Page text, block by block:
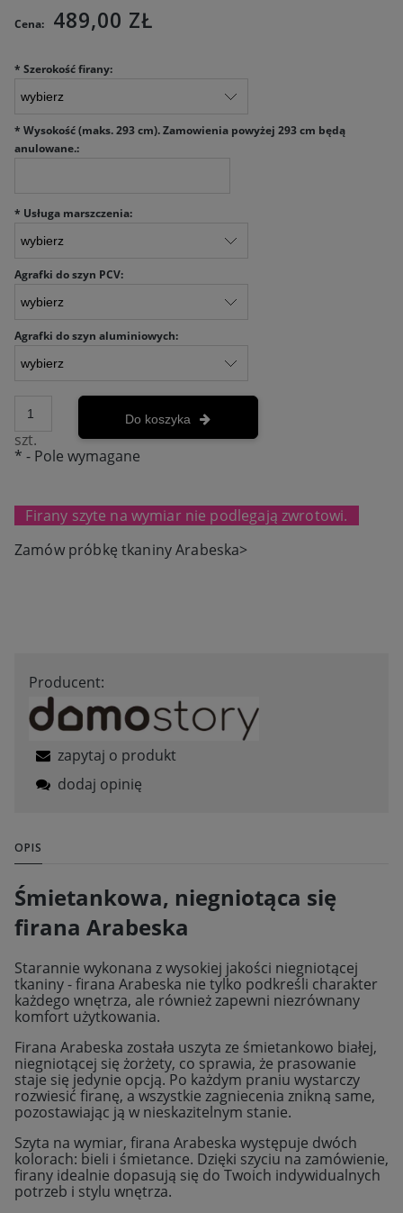
Cena: 489,00 ZŁ
* Szerokość firany:
* Wysokość (maks. 293 cm). Zamowienia powyżej 293 cm będą
anulowane.:
* Usługa marszczenia:
Agrafki do szyn PCV:
Agrafki do szyn aluminiowych:
szt.
Do koszyka
* - Pole wymagane
Firany szyte na wymiar nie podlegają zwrotowi.
Zamów próbkę tkaniny Arabeska>
Producent:
zapytaj o produkt
dodaj opinię
OPIS
Śmietankowa, niegniotąca się
firana Arabeska
Starannie wykonana z wysokiej jakości niegniotącej
tkaniny - firana Arabeska nie tylko podkreśli charakter
każdego wnętrza, ale również zapewni niezrównany
komfort użytkowania.
Firana Arabeska została uszyta ze śmietankowo białej,
niegniotącej się żorżety, co sprawia, że prasowanie
staje się jedynie opcją. Po każdym praniu wystarczy
rozwiesić firanę, a wszystkie zagniecenia znikną same,
pozostawiając ją w nieskazitelnym stanie.
Szyta na wymiar, firana Arabeska występuje dwóch
kolorach: bieli i śmietance. Dzięki szyciu na zamówienie,
firany idealnie dopasują się do Twoich indywidualnych
potrzeb i stylu wnętrza.